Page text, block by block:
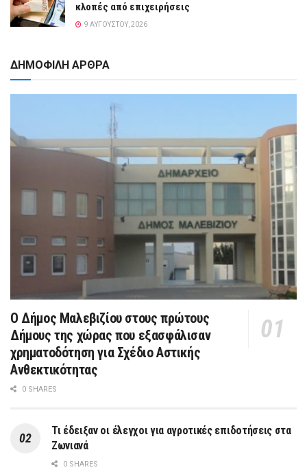
κλοπές από επιχειρήσεις
9 ΑΥΓΟΎΣΤΟΥ, 2026
ΔΗΜΟΦΙΛΗ ΑΡΘΡΑ
Ο Δήμος Μαλεβιζίου στους πρώτους
Δήμους της χώρας που εξασφάλισαν
χρηματοδότηση για Σχέδιο Αστικής
Ανθεκτικότητας
0 SHARES
Τι έδειξαν οι έλεγχοι για αγροτικές επιδοτήσεις στα
Ζωνιανά
0 SHARES